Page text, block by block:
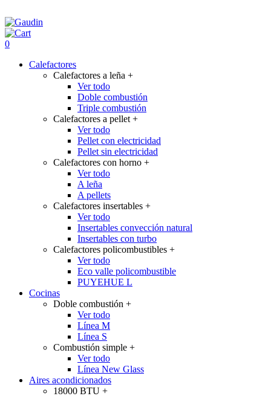
0
Calefactores
Calefactores a leña +
Ver todo
Doble combustión
Triple combustión
Calefactores a pellet +
Ver todo
Pellet con electricidad
Pellet sin electricidad
Calefactores con horno +
Ver todo
A leña
A pellets
Calefactores insertables +
Ver todo
Insertables convección natural
Insertables con turbo
Calefactores policombustibles +
Ver todo
Eco valle policombustible
PUYEHUE L
Cocinas
Doble combustión +
Ver todo
Línea M
Línea S
Combustión simple +
Ver todo
Línea New Glass
Aires acondicionados
18000 BTU +